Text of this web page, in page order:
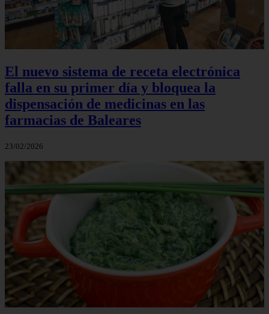
El nuevo sistema de receta electrónica
falla en su primer día y bloquea la
dispensación de medicinas en las
farmacias de Baleares
23/02/2026